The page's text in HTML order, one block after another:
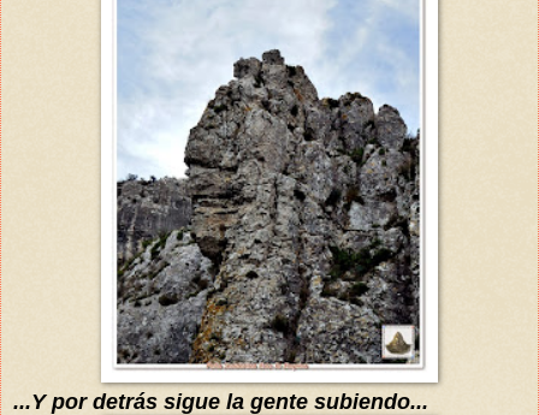
...Y por detrás sigue la gente subiendo...